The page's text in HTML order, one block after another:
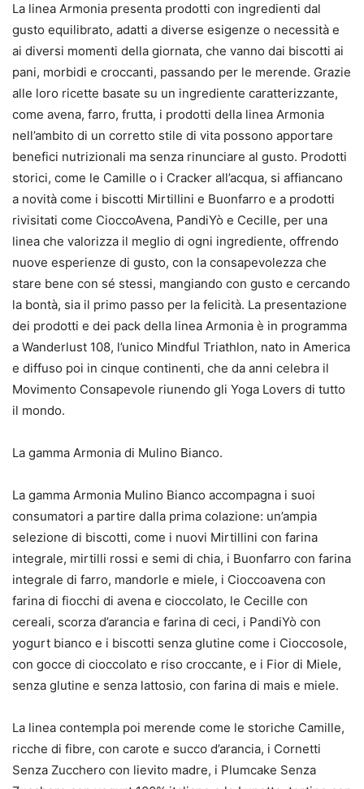
La linea Armonia presenta prodotti con ingredienti dal
gusto equilibrato, adatti a diverse esigenze o necessità e
ai diversi momenti della giornata, che vanno dai biscotti ai
pani, morbidi e croccanti, passando per le merende. Grazie
alle loro ricette basate su un ingrediente caratterizzante,
come avena, farro, frutta, i prodotti della linea Armonia
nell’ambito di un corretto stile di vita possono apportare
benefici nutrizionali ma senza rinunciare al gusto. Prodotti
storici, come le Camille o i Cracker all’acqua, si affiancano
a novità come i biscotti Mirtillini e Buonfarro e a prodotti
rivisitati come CioccoAvena, PandiYò e Cecille, per una
linea che valorizza il meglio di ogni ingrediente, offrendo
nuove esperienze di gusto, con la consapevolezza che
stare bene con sé stessi, mangiando con gusto e cercando
la bontà, sia il primo passo per la felicità. La presentazione
dei prodotti e dei pack della linea Armonia è in programma
a Wanderlust 108, l’unico Mindful Triathlon, nato in America
e diffuso poi in cinque continenti, che da anni celebra il
Movimento Consapevole riunendo gli Yoga Lovers di tutto
il mondo.
La gamma Armonia di Mulino Bianco.
La gamma Armonia Mulino Bianco accompagna i suoi
consumatori a partire dalla prima colazione: un’ampia
selezione di biscotti, come i nuovi Mirtillini con farina
integrale, mirtilli rossi e semi di chia, i Buonfarro con farina
integrale di farro, mandorle e miele, i Cioccoavena con
farina di fiocchi di avena e cioccolato, le Cecille con
cereali, scorza d’arancia e farina di ceci, i PandiYò con
yogurt bianco e i biscotti senza glutine come i Cioccosole,
con gocce di cioccolato e riso croccante, e i Fior di Miele,
senza glutine e senza lattosio, con farina di mais e miele.
La linea contempla poi merende come le storiche Camille,
ricche di fibre, con carote e succo d’arancia, i Cornetti
Senza Zucchero con lievito madre, i Plumcake Senza